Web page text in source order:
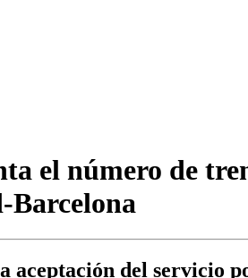
el número de
aceptación del servicio